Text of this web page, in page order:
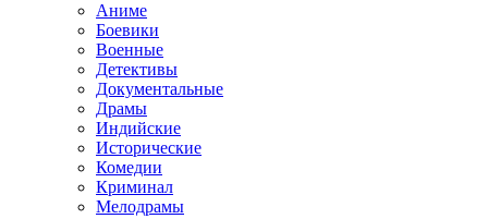
Аниме
Боевики
Военные
Детективы
Документальные
Драмы
Индийские
Исторические
Комедии
Криминал
Мелодрамы